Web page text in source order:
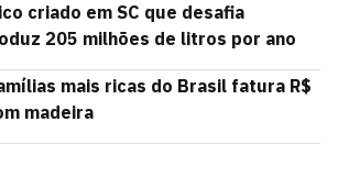
criado em SC que desafia
205 milhões de litros por ano
mais ricas do Brasil fatura R$
madeira